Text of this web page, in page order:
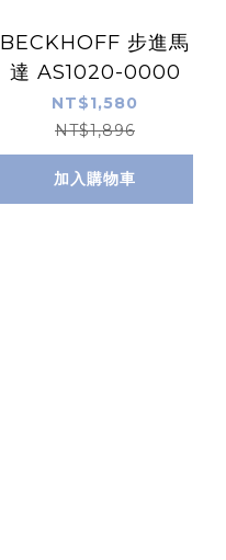
BECKHOFF 步進馬
達 AS1020-0000
NT$1,580
NT$1,896
加入購物車